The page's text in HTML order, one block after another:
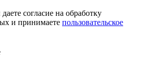
согласие на обработку
и принимаете пользовательское